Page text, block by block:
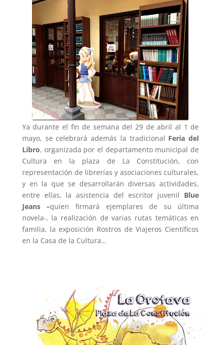
Ya durante el fin de semana del 29 de abril al 1 de
mayo, se celebrará además la tradicional Feria del
Libro, organizada por el departamento municipal de
Cultura en la plaza de La Constitución, con
representación de librerías y asociaciones culturales,
y en la que se desarrollarán diversas actividades,
entre ellas, la asistencia del escritor juvenil Blue
Jeans –quien firmará ejemplares de su última
novela-, la realización de varias rutas temáticas en
familia, la exposición Rostros de Viajeros Científicos
en la Casa de la Cultura…